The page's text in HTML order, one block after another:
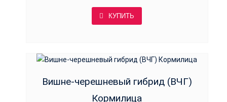
КУПИТЬ
Вишне-черешневый гибрид (ВЧГ)
Кормилица